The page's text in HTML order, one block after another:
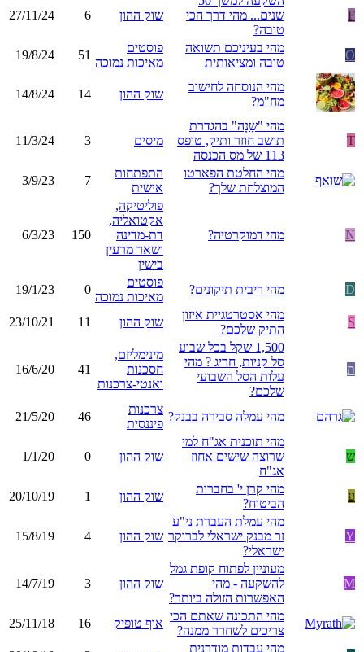
F
שנים... מהי דרך הכי
טובה?
שוק ההון 6
27/11/24
O
מהי בעיניכם תשואה
טובה ומציאותית
פוסטים
מאיכות נמוכה
51
19/8/24
מהי הנוסחה לחישוב
מח"מ?
שוק ההון 14
14/8/24
T
מהי "שָנָה" בהגדרת
תושב חוזר ותיק, טופס
113 של מס הכנסה
מיסים 3
11/3/24
מהי החלטת הפארטו
המוצלחת שלך?
התפתחות
אישית
7
3/9/23
N מהי דמוקרטיה?
פוליטיקה,
אקטואליה,
דת-מדינה
ושאר מרעין
בישין
150
6/3/23
D מהי ריבית תיקונים?
פוסטים
מאיכות נמוכה
0
19/1/23
S
מהי אסטרטגיית איזון
התיק שלכם?
שוק ההון 11
23/10/21
ת
1,500 שקל בכל שבוע
סל קניות, חריג ? מהי
עלות הסל השבועי
שלכם?
מינימליזם,
חסכנות
ואנטי-צרכנות
41
16/6/20
מהי עמלה סבירה בבנק?
צרכנות
פיננסית
46
21/5/20
ש
מהי תוכנית אג"ח למי
שרוצה שישים אחוז
אג"ח
שוק ההון 0
1/1/20
ע
מהי קרן י' בחברות
הביטוח?
שוק ההון 1
20/10/19
Y
מהי עמלת העברת ני"ע
זר מבנק ישראלי לברוקר
ישראלי?
שוק ההון 4
15/8/19
M
מעוניין לפתוח קופת גמל
להשקעה - מהי
האפשרות הזולה ביותר?
שוק ההון 3
14/7/19
מהי התכונה שאתם הכי
צריכים לשחרר ממנה?
אוף טופיק 16
25/11/18
מהי עבדות מודרנית